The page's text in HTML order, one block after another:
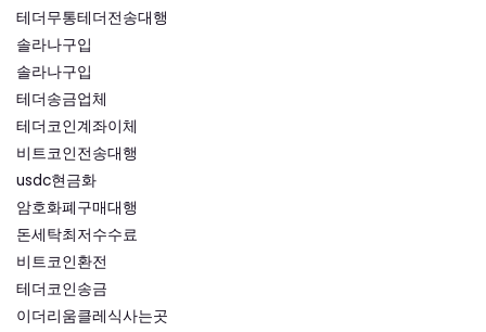
테더무통테더전송대행
솔라나구입
솔라나구입
테더송금업체
테더코인계좌이체
비트코인전송대행
usdc현금화
암호화폐구매대행
돈세탁최저수수료
비트코인환전
테더코인송금
이더리움클레식사는곳